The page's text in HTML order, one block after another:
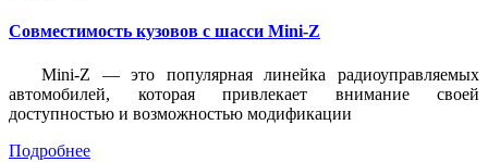
Совместимость кузовов с шасси Mini-Z
Mini-Z — это популярная линейка радиоуправляемых
автомобилей, которая привлекает внимание своей
доступностью и возможностью модификации
Подробнее